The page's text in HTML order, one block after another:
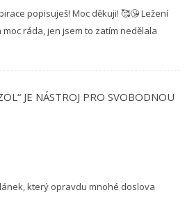
popisuješ! Moc děkuji! 🥰😘 Ležení
ráda, jen jsem to zatím nedělala
JE NÁSTROJ PRO SVOBODNOU
který opravdu mnohé doslova